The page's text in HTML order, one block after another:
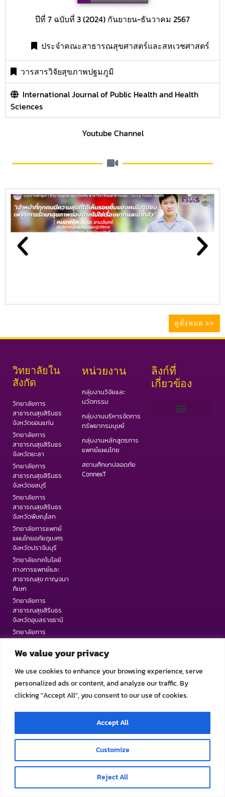
We value your privacy
We use cookies to enhance your browsing experience, serve
personalized ads or content, and analyze our traffic. By
clicking "Accept All", you consent to our use of cookies.
Customize
Reject All
Accept All
ปีที่ 7 ฉบับที่ 3 (2024) กันยายน-ธันวาคม 2567
ประจำคณะสาธารณสุขศาสตร์และสหเวชศาสตร์
วารสารวิจัยสุขภาพปฐมภูมิ
International Journal of Public Health and Health
Sciences
Youtube Channel
ดูทั้งหมด >>
วิทยาลัยใน
สังกัด
วิทยาลัยการ
สาธารณสุขสิรินธร
จังหวัดขอนแก่น
วิทยาลัยการ
สาธารณสุขสิรินธร
จังหวัดยะลา
วิทยาลัยการ
สาธารณสุขสิรินธร
จังหวัดชลบุรี
วิทยาลัยการ
สาธารณสุขสิรินธร
จังหวัดพิษณุโลก
วิทยาลัยการแพทย์
แผนไทยอภัยภูเบศร
จังหวัดปราจีนบุรี
วิทยาลัยเทคโนโลยี
ทางการแพทย์และ
สาธารณสุข กาญจนา
ภิเษก
วิทยาลัยการ
สาธารณสุขสิรินธร
จังหวัดอุบลราชธานี
วิทยาลัยการ
จังหวัดสุพรรณบุรี
หน่วยงาน
กลุ่มงานวิจัยและ
นวัตกรรม
กลุ่มงานบริหารจัดการ
ทรัพยากรมนุษย์
กลุ่มงานหลักสูตรการ
แพทย์แผนไทย
สถานศึกษาปลอดภัย
ConnexT
ลิงก์ที่
เกี่ยวข้อง
ติดต่อเรา
0-7529-1564
saraban@scphtrang.ac.th
สื่อสังคมออนไลน์